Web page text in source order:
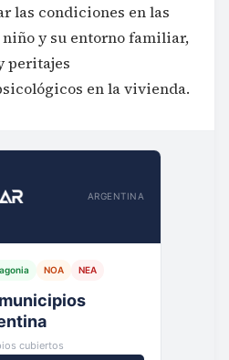
las condiciones en las
y su entorno familiar,
peritajes
en la vivienda.
ARGENTINA
NOA NEA
cubiertos